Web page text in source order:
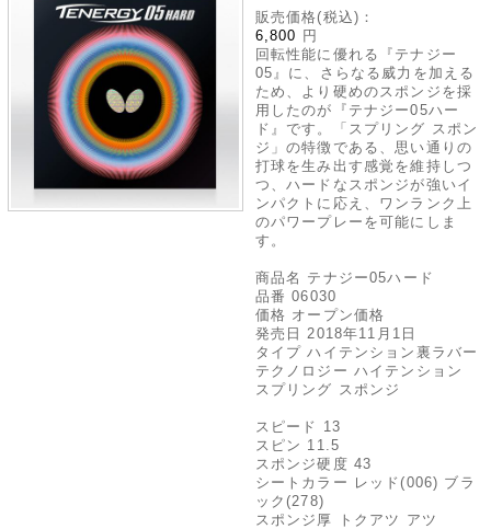
販売価格(税込)：
6,800 円
回転性能に優れる『テナジー
05』に、さらなる威力を加える
ため、より硬めのスポンジを採
用したのが『テナジー05ハー
ド』です。「スプリング スポン
ジ」の特徴である、思い通りの
打球を生み出す感覚を維持しつ
つ、ハードなスポンジが強いイ
ンパクトに応え、ワンランク上
のパワープレーを可能にしま
す。
商品名 テナジー05ハード
品番 06030
価格 オープン価格
発売日 2018年11月1日
タイプ ハイテンション裏ラバー
テクノロジー ハイテンション
スプリング スポンジ
スピード 13
スピン 11.5
スポンジ硬度 43
シートカラー レッド(006) ブラ
ック(278)
スポンジ厚 トクアツ アツ